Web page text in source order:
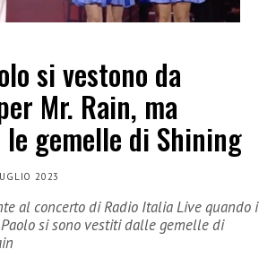
si vestono da
Mr. Rain, ma
gemelle di Shining
2023
al concerto di Radio Italia Live quando i
si sono vestiti dalle gemelle di